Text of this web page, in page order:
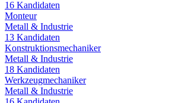
16 Kandidaten
Monteur
Metall & Industrie
13 Kandidaten
Konstruktionsmechaniker
Metall & Industrie
18 Kandidaten
Werkzeugmechaniker
Metall & Industrie